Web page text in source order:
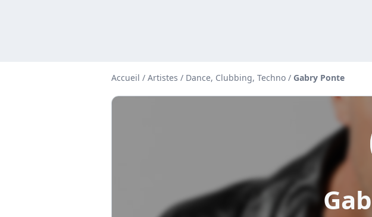
Accueil / Artistes / Dance, Clubbing, Techno / Gabry Ponte